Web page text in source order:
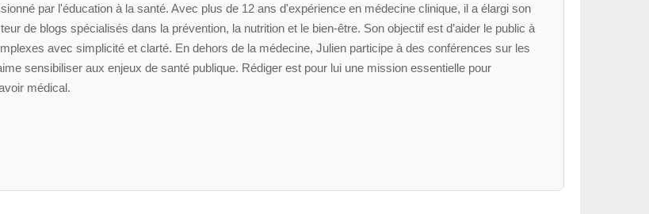
par l'éducation à la santé. Avec plus de 12 ans d'expérience en médecine clinique, il a élargi son
de blogs spécialisés dans la prévention, la nutrition et le bien-être. Son objectif est d’aider le public à
avec simplicité et clarté. En dehors de la médecine, Julien participe à des conférences sur les
sensibiliser aux enjeux de santé publique. Rédiger est pour lui une mission essentielle pour
médical.